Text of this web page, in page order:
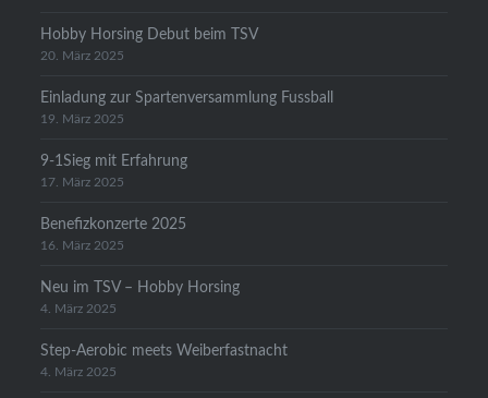
Hobby Horsing Debut beim TSV
20. März 2025
Einladung zur Spartenversammlung Fussball
19. März 2025
9-1Sieg mit Erfahrung
17. März 2025
Benefizkonzerte 2025
16. März 2025
Neu im TSV – Hobby Horsing
4. März 2025
Step-Aerobic meets Weiberfastnacht
4. März 2025